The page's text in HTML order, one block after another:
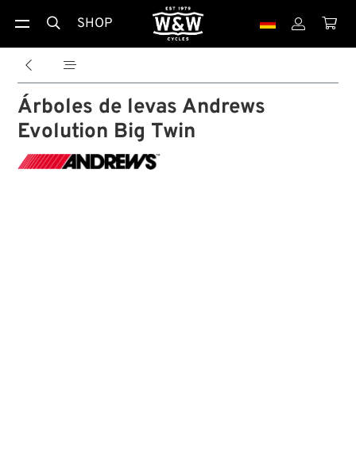
 SHOP  
 
Árboles de levas Andrews
Evolution Big Twin